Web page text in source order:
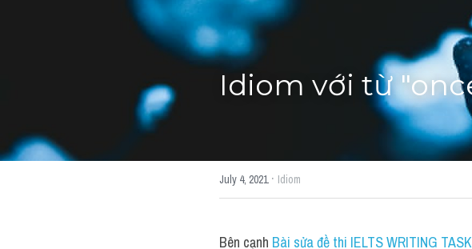
Idiom với từ
July 4, 2021· Idiom
Bên cạnh Bài sửa đề thi IELTS WRITING